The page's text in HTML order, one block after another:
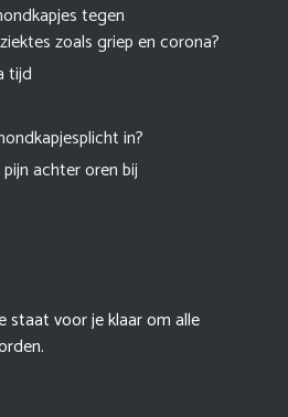
tegen
zoals griep en corona?
tijd
in?
achter oren bij
staat voor je klaar om alle